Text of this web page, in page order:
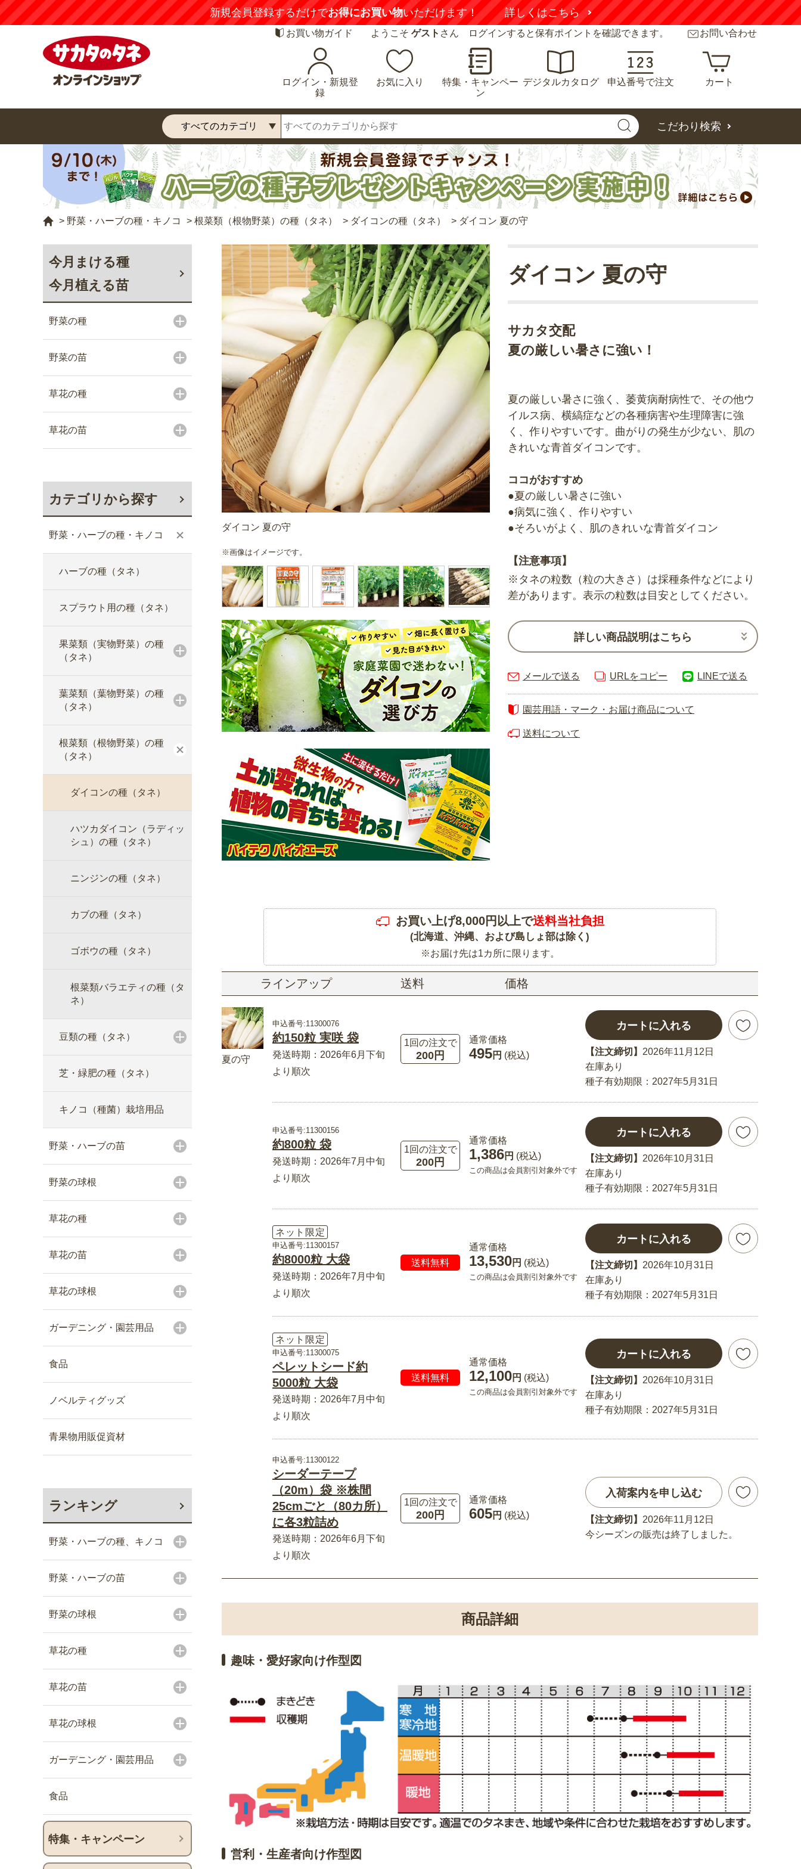
【注意喚起】悪質な偽サイトにご注意ください 詳しくはこちら
お買い物ガイド ようこそ ゲスト さん ログインすると保有ポイントを確認できます。 お問い合わせ
ログイン・新規登
録
お気に入り
特集・キャンペー
ン
デジタルカタログ 申込番号で注文 カート
こだわり検索
> 野菜・ハーブの種・キノコ > 根菜類（根物野菜）の種（タネ） > ダイコンの種（タネ） > ダイコン 夏の守
今月まける種
今月植える苗
野菜の種
野菜の苗
草花の種
草花の苗
カテゴリから探す
野菜・ハーブの種・キノコ
ハーブの種（タネ）
スプラウト用の種（タネ）
果菜類（実物野菜）の種
（タネ）
葉菜類（葉物野菜）の種
（タネ）
根菜類（根物野菜）の種
（タネ）
ダイコンの種（タネ）
ハツカダイコン（ラディッ
シュ）の種（タネ）
ニンジンの種（タネ）
カブの種（タネ）
ゴボウの種（タネ）
根菜類バラエティの種（タ
ネ）
豆類の種（タネ）
芝・緑肥の種（タネ）
キノコ（種菌）栽培用品
野菜・ハーブの苗
野菜の球根
草花の種
草花の苗
草花の球根
ガーデニング・園芸用品
食品
ノベルティグッズ
青果物用販促資材
ランキング
野菜・ハーブの種、キノコ
野菜・ハーブの苗
野菜の球根
草花の種
草花の苗
草花の球根
ガーデニング・園芸用品
食品
特集・キャンペーン
ダイコン 夏の守
※画像はイメージです。
サカタ交配
夏の厳しい暑さに強い！
ダイコン 夏の守
夏の厳しい暑さに強く、萎黄病耐病性で、その他ウ
イルス病、横縞症などの各種病害や生理障害に強
く、作りやすいです。曲がりの発生が少ない、肌の
きれいな青首ダイコンです。
ココがおすすめ
●夏の厳しい暑さに強い
●病気に強く、作りやすい
●そろいがよく、肌のきれいな青首ダイコン
【注意事項】
※タネの粒数（粒の大きさ）は採種条件などにより
差があります。表示の粒数は目安としてください。
詳しい商品説明はこちら
メールで送る URLをコピー LINEで送る
園芸用語・マーク・お届け商品について
送料について
お買い上げ8,000円以上で送料当社負担
(北海道、沖縄、および島しょ部は除く)
※お届け先は1カ所に限ります。
ラインアップ 送料 価格
夏の守
申込番号:11300076
約150粒 実咲 袋
発送時期：2026年6月下旬
より順次
1回の注文で
200円
通常価格
495円 (税込)
カートに入れる
【注文締切】 2026年11月12日
在庫あり
種子有効期限：2027年5月31日
申込番号:11300156
約800粒 袋
発送時期：2026年7月中旬
より順次
1回の注文で
200円
通常価格
1,386円 (税込)
この商品は会員割引対象外です
カートに入れる
【注文締切】 2026年10月31日
在庫あり
種子有効期限：2027年5月31日
ネット限定
申込番号:11300157
約8000粒 大袋
発送時期：2026年7月中旬
より順次
送料無料
通常価格
13,530円 (税込)
この商品は会員割引対象外です
カートに入れる
【注文締切】 2026年10月31日
在庫あり
種子有効期限：2027年5月31日
ネット限定
申込番号:11300075
ペレットシード約
5000粒 大袋
発送時期：2026年7月中旬
より順次
送料無料
通常価格
12,100円 (税込)
この商品は会員割引対象外です
カートに入れる
【注文締切】 2026年10月31日
在庫あり
種子有効期限：2027年5月31日
申込番号:11300122
シーダーテープ
（20m）袋 ※株間
25cmごと（80カ所）
に各3粒詰め
発送時期：2026年6月下旬
より順次
1回の注文で
200円
通常価格
605円 (税込)
入荷案内を申し込む
【注文締切】 2026年11月12日
今シーズンの販売は終了しました。
商品詳細
趣味・愛好家向け作型図
営利・生産者向け作型図